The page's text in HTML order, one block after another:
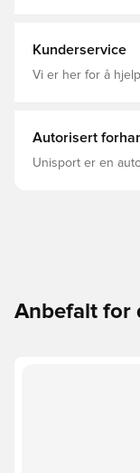
Kunderservice
Vi er her for å
Autorisert
Unisport er en
Anbefalt for